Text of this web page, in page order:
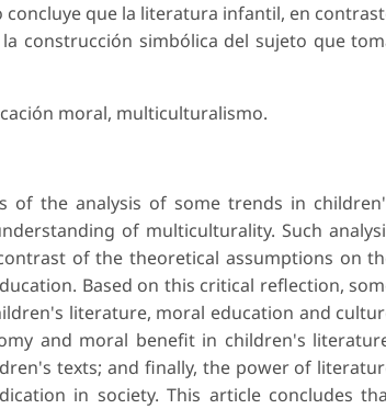
concluye que la literatura infantil, en
construcción simbólica del sujeto que
moral, multiculturalismo.
the analysis of some trends in
of multiculturality. Such
of the theoretical assumptions on
Based on this critical reflection,
literature, moral education and
and moral benefit in children's
texts; and finally, the power of
in society. This article concludes